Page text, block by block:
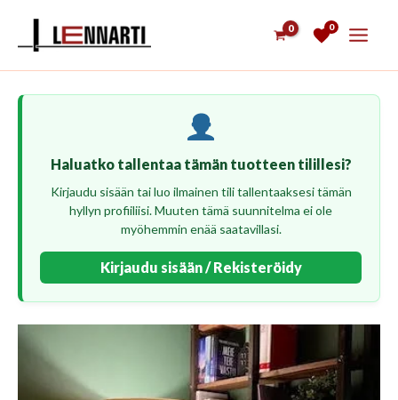
0
Haluatko tallentaa tämän tuotteen tilillesi?
Kirjaudu sisään tai luo ilmainen tili tallentaaksesi tämän
hyllyn profiiliisi. Muuten tämä suunnitelma ei ole
myöhemmin enää saatavillasi.
Kirjaudu sisään / Rekisteröidy